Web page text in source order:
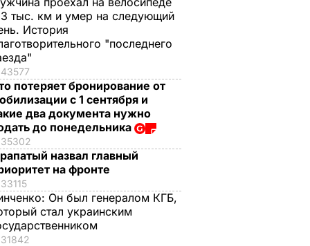
тыс. км и умер на следующий
История
"последнего
43577
потеряет бронирование от
с 1 сентября и
два документа нужно
до понедельника
35302
назвал главный
на фронте
33115
Он был генералом КГБ,
стал украинским
31842